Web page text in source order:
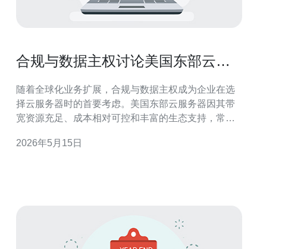
合规与数据主权讨论美国东部云服
随着全球化业务扩展，合规与数据主权成为企业在选
择云服务器时的首要考虑。美国东部云服务器因其带
宽资源充足、成本相对可控和丰富的生态支持，常被
需谨慎评估。 从法律与合规角度看，不同行业受制于
2026年5月15日